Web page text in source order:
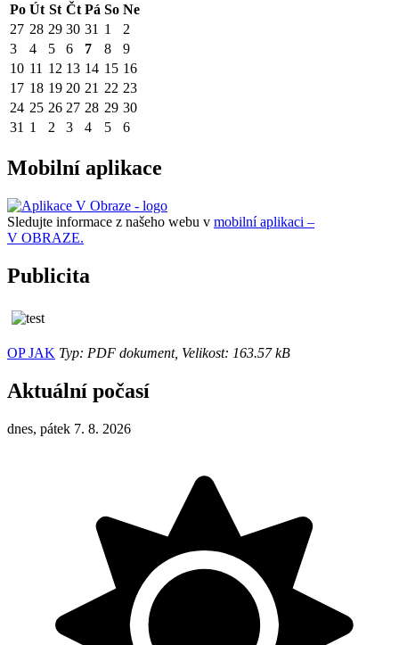
Po Út St Čt Pá So Ne
27 28 29 30 31 1
2
3
4 5 6 7 8
9
10 11 12 13 14 15 16
17 18 19 20 21 22 23
24 25 26 27 28 29 30
31 1 2 3 4 5 6
Mobilní aplikace
Sledujte informace z našeho webu v mobilní aplikaci –
V OBRAZE.
Publicita
OP JAK Typ: PDF dokument, Velikost: 163.57 kB
Aktuální počasí
dnes, pátek 7. 8. 2026